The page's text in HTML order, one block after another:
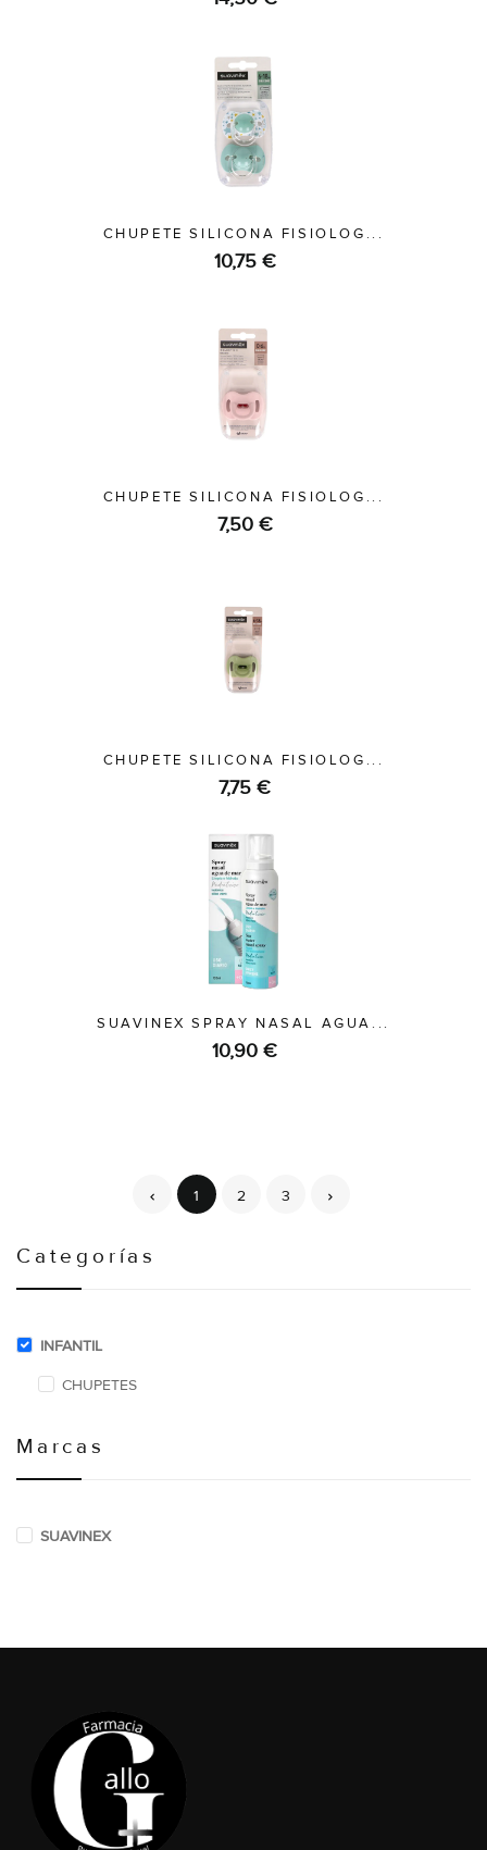
Categorías
INFANTIL
CHUPETES
Marcas
SUAVINEX
CHUPETE SILICONA FISIOLOG...
10,75 €
CHUPETE SILICONA FISIOLOG...
7,50 €
CHUPETE SILICONA FISIOLOG...
7,75 €
SUAVINEX SPRAY NASAL AGUA...
10,90 €
1 2 3